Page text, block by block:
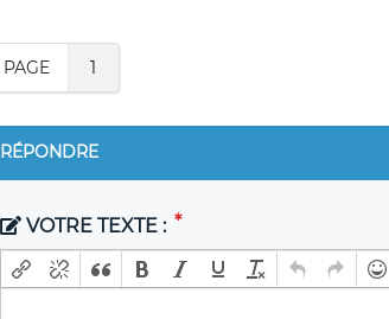
PAGE 1
RÉPONDRE
VOTRE TEXTE :